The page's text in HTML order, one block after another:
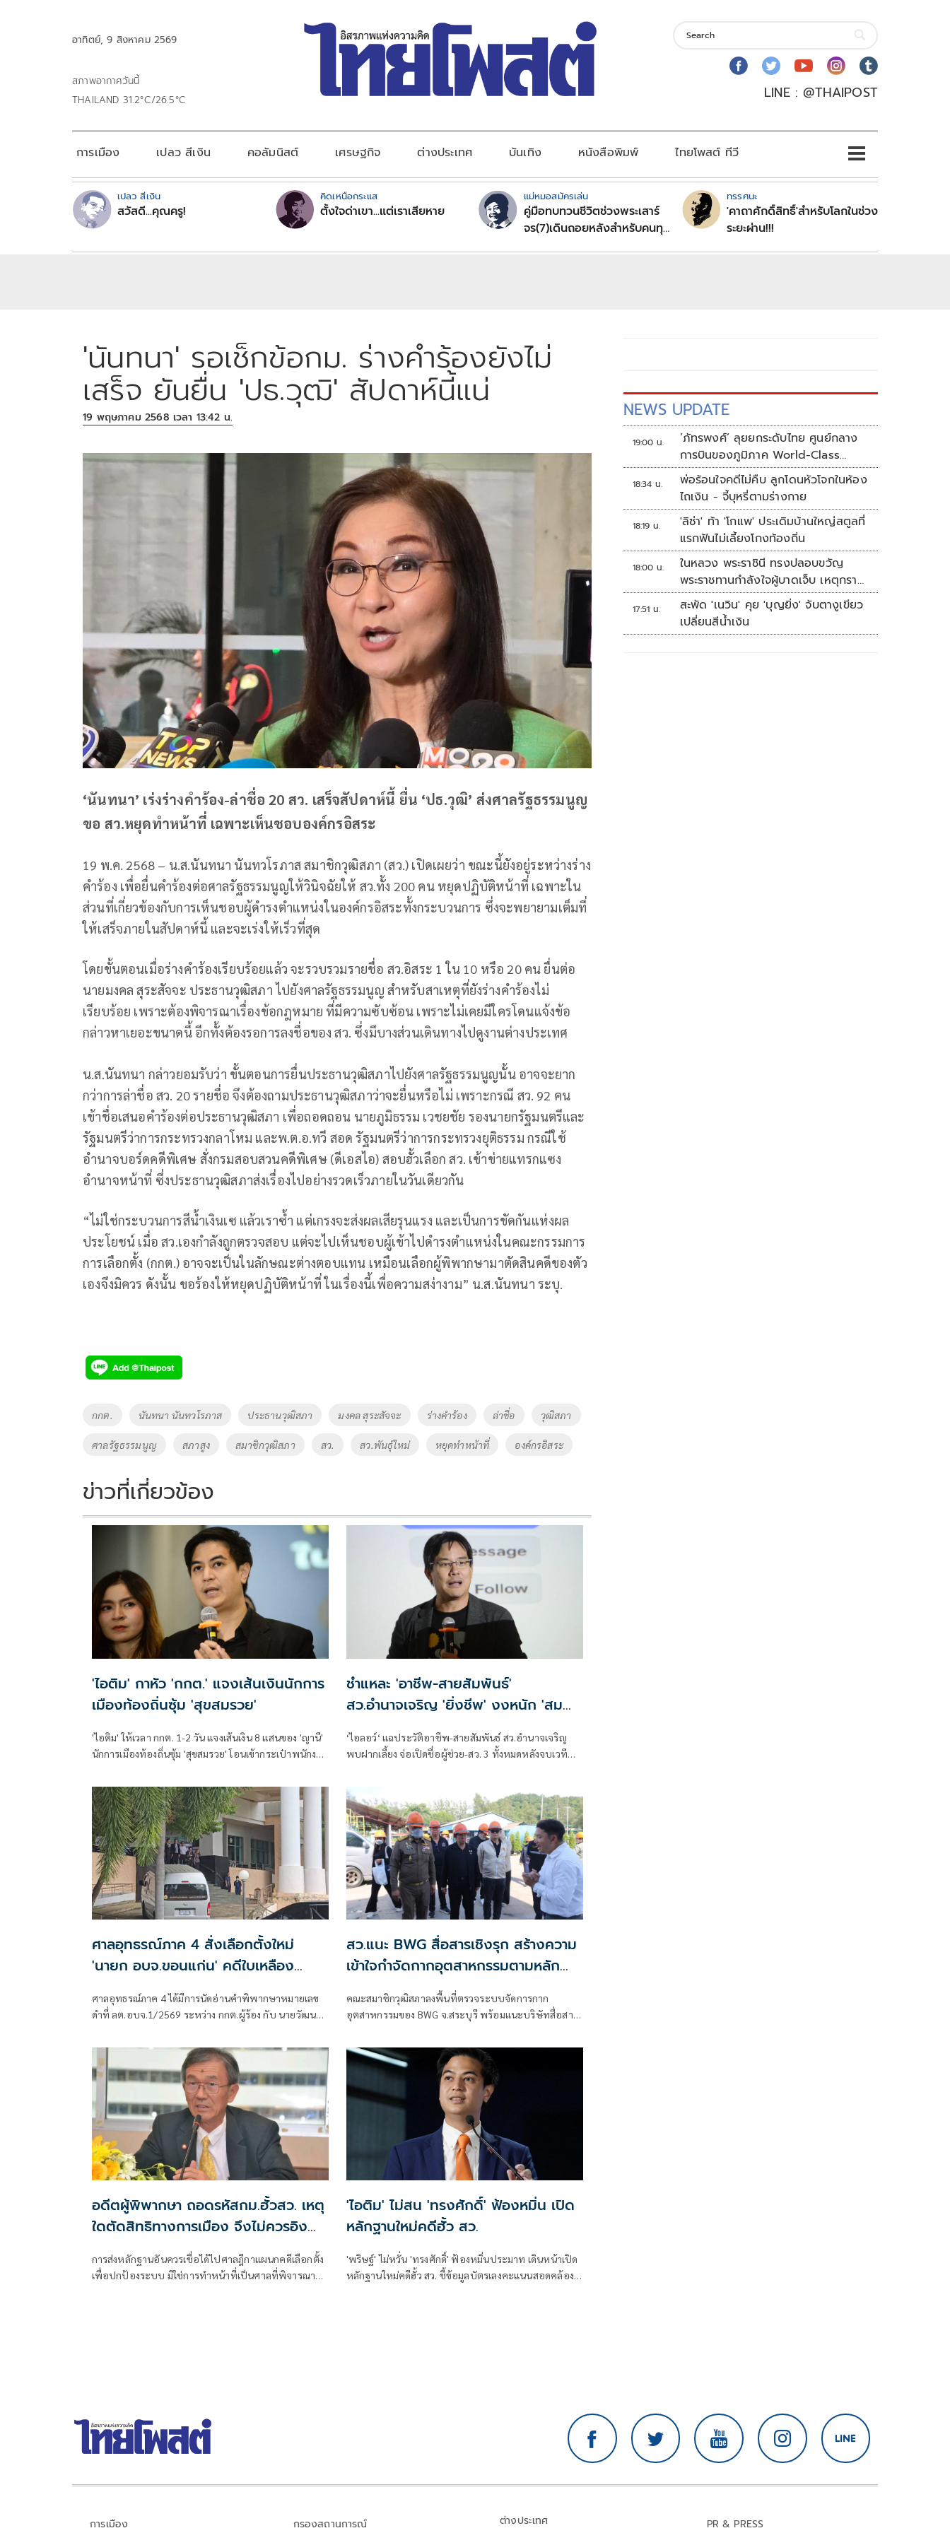
อาทิตย์, 9 สิงหาคม 2569
สภาพอากาศวันนี้
THAILAND 31.2°C/26.5°C
LINE : @THAIPOST
การเมือง เปลว สีเงิน คอลัมนิสต์ เศรษฐกิจ ต่างประเทศ บันเทิง หนังสือพิมพ์ ไทยโพสต์ ทีวี
เปลว สีเงิน
สวัสดี...คุณครู!
คิดเหนือกระแส
ตั้งใจด่าเขา...แต่เราเสียหาย
แม่หมอสมัครเล่น
คู่มือทบทวนชีวิตช่วงพระเสาร์
จร(7)เดินถอยหลังสำหรับคนทุก
ทรรศนะ
'คาถาศักดิ์สิทธิ์'สำหรับโลกในช่วง
ระยะผ่าน!!!
'นันทนา' รอเช็กข้อกม. ร่างคำร้องยังไม่
เสร็จ ยันยื่น 'ปธ.วุฒิ' สัปดาห์นี้แน่
19 พฤษภาคม 2568 เวลา 13:42 น.
‘นันทนา’ เร่งร่างคำร้อง-ล่าชื่อ 20 สว. เสร็จสัปดาห์นี้ ยื่น ‘ปธ.วุฒิ’ ส่งศาลรัฐธรรมนูญ
ขอ สว.หยุดทำหน้าที่ เฉพาะเห็นชอบองค์กรอิสระ
19 พ.ค. 2568 – น.ส.นันทนา นันทวโรภาส สมาชิกวุฒิสภา (สว.) เปิดเผยว่า ขณะนี้ยังอยู่ระหว่างร่าง
คำร้อง เพื่อยื่นคำร้องต่อศาลรัฐธรรมนูญให้วินิจฉัยให้ สว.ทั้ง 200 คน หยุดปฏิบัติหน้าที่ เฉพาะใน
ส่วนที่เกี่ยวข้องกับการเห็นชอบผู้ดำรงตำแหน่งในองค์กรอิสระทั้งกระบวนการ ซึ่งจะพยายามเต็มที่
ให้เสร็จภายในสัปดาห์นี้ และจะเร่งให้เร็วที่สุด
โดยขั้นตอนเมื่อร่างคำร้องเรียบร้อยแล้ว จะรวบรวมรายชื่อ สว.อิสระ 1 ใน 10 หรือ 20 คน ยื่นต่อ
นายมงคล สุระสัจจะ ประธานวุฒิสภา ไปยังศาลรัฐธรรมนูญ สำหรับสาเหตุที่ยังร่างคำร้องไม่
เรียบร้อย เพราะต้องพิจารณาเรื่องข้อกฎหมาย ที่มีความซับซ้อน เพราะไม่เคยมีใครโดนแจ้งข้อ
กล่าวหาเยอะขนาดนี้ อีกทั้งต้องรอการลงชื่อของ สว. ซึ่งมีบางส่วนเดินทางไปดูงานต่างประเทศ
น.ส.นันทนา กล่าวยอมรับว่า ขั้นตอนการยื่นประธานวุฒิสภาไปยังศาลรัฐธรรมนูญนั้น อาจจะยาก
กว่าการล่าชื่อ สว. 20 รายชื่อ จึงต้องถามประธานวุฒิสภาว่าจะยื่นหรือไม่ เพราะกรณี สว. 92 คน
เข้าชื่อเสนอคำร้องต่อประธานวุฒิสภา เพื่อถอดถอน นายภูมิธรรม เวชยชัย รองนายกรัฐมนตรีและ
รัฐมนตรีว่าการกระทรวงกลาโหม และพ.ต.อ.ทวี สอด รัฐมนตรีว่าการกระทรวงยุติธรรม กรณีใช้
อำนาจบอร์ดคดีพิเศษ สั่งกรมสอบสวนคดีพิเศษ (ดีเอสไอ) สอบฮั้วเลือก สว. เข้าข่ายแทรกแซง
อำนาจหน้าที่ ซึ่งประธานวุฒิสภาส่งเรื่องไปอย่างรวดเร็วภายในวันเดียวกัน
“ไม่ใช่กระบวนการสีน้ำเงินเซ แล้วเราซ้ำ แต่เกรงจะส่งผลเสียรุนแรง และเป็นการขัดกันแห่งผล
ประโยชน์ เมื่อ สว.เองกำลังถูกตรวจสอบ แต่จะไปเห็นชอบผู้เข้าไปดำรงตำแหน่งในคณะกรรมการ
การเลือกตั้ง (กกต.) อาจจะเป็นในลักษณะต่างตอบแทน เหมือนเลือกผู้พิพากษามาตัดสินคดีของตัว
เองจึงมิควร ดังนั้น ขอร้องให้หยุดปฏิบัติหน้าที่ ในเรื่องนี้เพื่อความสง่างาม” น.ส.นันทนา ระบุ.
Tags
กกต. นันทนา นันทวโรภาส ประธานวุฒิสภา มงคล สุระสัจจะ ร่างคำร้อง ล่าชื่อ วุฒิสภา
ศาลรัฐธรรมนูญ สภาสูง สมาชิกวุฒิสภา สว. สว.พันธุ์ใหม่ หยุดทำหน้าที่ องค์กรอิสระ
ข่าวที่เกี่ยวข้อง
'ไอติม' กาหัว 'กกต.' แจงเส้นเงินนักการ
เมืองท้องถิ่นซุ้ม 'สุขสมรวย'
'ไอติม' ให้เวลา กกต. 1-2 วัน แจงเส้นเงิน 8 แสนของ 'ญานี'
นักการเมืองท้องถิ่นซุ้ม 'สุขสมรวย' โอนเข้ากระเป๋าพนักงาน
เตือนอย่าละเว้นปฏิบัติหน้าที่
ชำแหละ 'อาชีพ-สายสัมพันธ์'
สว.อำนาจเจริญ 'ยิ่งชีพ' งงหนัก 'สม
‘ไอลอว์‘ แฉประวัติอาชีพ-สายสัมพันธ์ สว.อำนาจเจริญ
พบฝากเลี้ยง จ่อเปิดชื่อผู้ช่วย-สว. 3 ทั้งหมดหลังจบเวที
ศาลอุทธรณ์ภาค 4 สั่งเลือกตั้งใหม่
'นายก อบจ.ขอนแก่น' คดีใบเหลือง
ศาลอุทธรณ์ภาค 4 ได้มีการนัดอ่านคำพิพากษาหมายเลข
ดำที่ ลต.อบจ.1/2569 ระหว่าง กกต.ผู้ร้อง กับ นายวัฒนา
ถิ่นหรือผู้บริหารท้องถิ่น (ขอให้มีการเลือกตั้ง นายก
อบจ.ใหม่)
สว.แนะ BWG สื่อสารเชิงรุก สร้างความ
เข้าใจกำจัดกากอุตสาหกรรมตามหลัก
คณะสมาชิกวุฒิสภาลงพื้นที่ตรวจระบบจัดการกาก
อุตสาหกรรมของ BWG จ.สระบุรี พร้อมแนะบริษัทสื่อสาร
อดีตผู้พิพากษา ถอดรหัสกม.ฮั้วสว. เหตุ
ใดตัดสิทธิทางการเมือง จึงไม่ควรอิง
มาตรฐานเดียวกับคดีอาญา
การส่งหลักฐานอันควรเชื่อได้ไปศาลฎีกาแผนกคดีเลือกตั้ง
เพื่อปกป้องระบบ มิใช่การทำหน้าที่เป็นศาลที่พิจารณาคดี
'ไอติม' ไม่สน 'ทรงศักดิ์' ฟ้องหมิ่น เปิด
หลักฐานใหม่คดีฮั้ว สว.
'พริษฐ์' ไม่หวั่น 'ทรงศักดิ์' ฟ้องหมิ่นประมาท เดินหน้าเปิด
หลักฐานใหม่คดีฮั้ว สว. ชี้ข้อมูลบัตรเลงคะแนนสอดคล้อง
NEWS UPDATE
19:00 น.
‘ภัทรพงศ์’ ลุยยกระดับไทย ศูนย์กลาง
การบินของภูมิภาค World-Class
Aviation Hub | ห้องข่าวไทยโพสต์สุด
สัปดาห์
18:34 น.
พ่อร้อนใจคดีไม่คืบ ลูกโดนหัวโจกในห้อง
ไถเงิน - จี้บุหรี่ตามร่างกาย
18:19 น.
'ลิซ่า' ท้า 'โกแพ' ประเดิมบ้านใหญ่สตูลที่
แรกฟันไม่เลี้ยงโกงท้องถิ่น
18:00 น.
ในหลวง พระราชินี ทรงปลอบขวัญ
พระราชทานกำลังใจผู้บาดเจ็บ เหตุกราด
ยิง รร.เทพศิรินทร์นนทบุรี
17:51 น.
สะพัด 'เนวิน' คุย 'บุญยิ่ง' จับตางูเขียว
เปลี่ยนสีน้ำเงิน
การเมือง กรองสถานการณ์ ต่างประเทศ PR & PRESS